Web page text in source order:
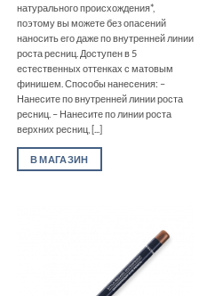
натурального происхождения*,
поэтому вы можете без опасений
наносить его даже по внутренней линии
роста ресниц. Доступен в 5
естественных оттенках с матовым
финишем. Способы нанесения: –
Нанесите по внутренней линии роста
ресниц. – Нанесите по линии роста
верхних ресниц, [...]
В МАГАЗИН